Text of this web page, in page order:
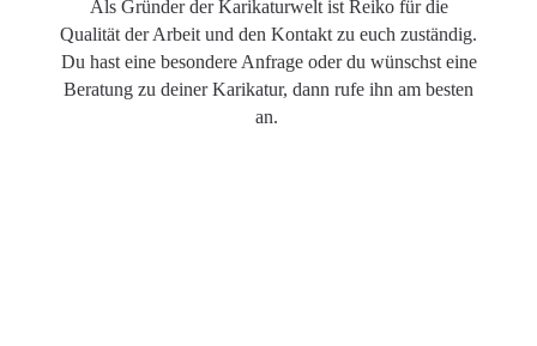
Als Gründer der Karikaturwelt ist Reiko für die
Qualität der Arbeit und den Kontakt zu euch zuständig.
Du hast eine besondere Anfrage oder du wünschst eine
Beratung zu deiner Karikatur, dann rufe ihn am besten
an.